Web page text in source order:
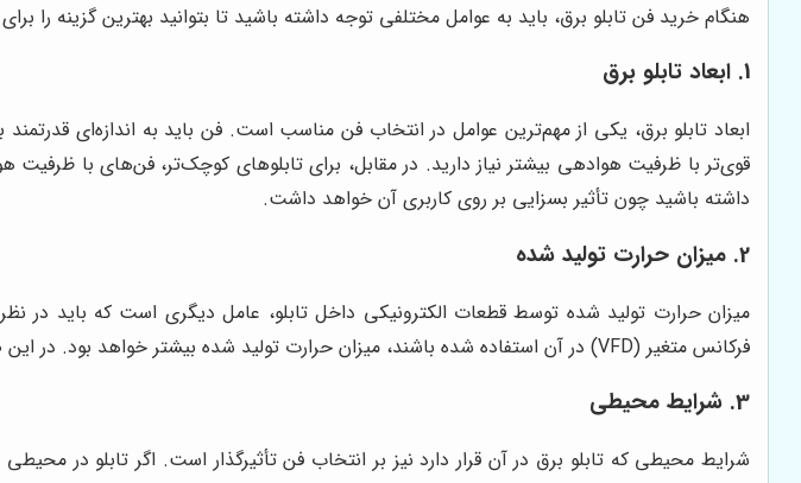
هنگام خرید فن تابلو برق، باید به عوامل مختلفی توجه داشته باشید تا بتوانید بهترین گزینه را
1. ابعاد تابلو برق
ابعاد تابلو برق، یکی از مهم‌ترین عوامل در انتخاب فن مناسب است. فن باید به اندازه‌ای
قوی‌تر با ظرفیت هوادهی بیشتر نیاز دارید. در مقابل، برای تابلوهای کوچک‌تر، فن‌های با
داشته باشید چون تأثیر بسزایی بر روی کاربری آن خواهد داشت.
2. میزان حرارت تولید شده
میزان حرارت تولید شده توسط قطعات الکترونیکی داخل تابلو، عامل دیگری است که باید در
فرکانس متغیر (VFD) در آن استفاده شده باشند، میزان حرارت تولید شده بیشتر خواهد بود. در این صورت، به فن‌های قوی‌تری نیاز دارید که بتوانند حجم بیشتری از هوا را جابجا کنند.
3. شرایط محیطی
شرایط محیطی که تابلو برق در آن قرار دارد نیز بر انتخاب فن تأثیرگذار است. اگر تابلو در